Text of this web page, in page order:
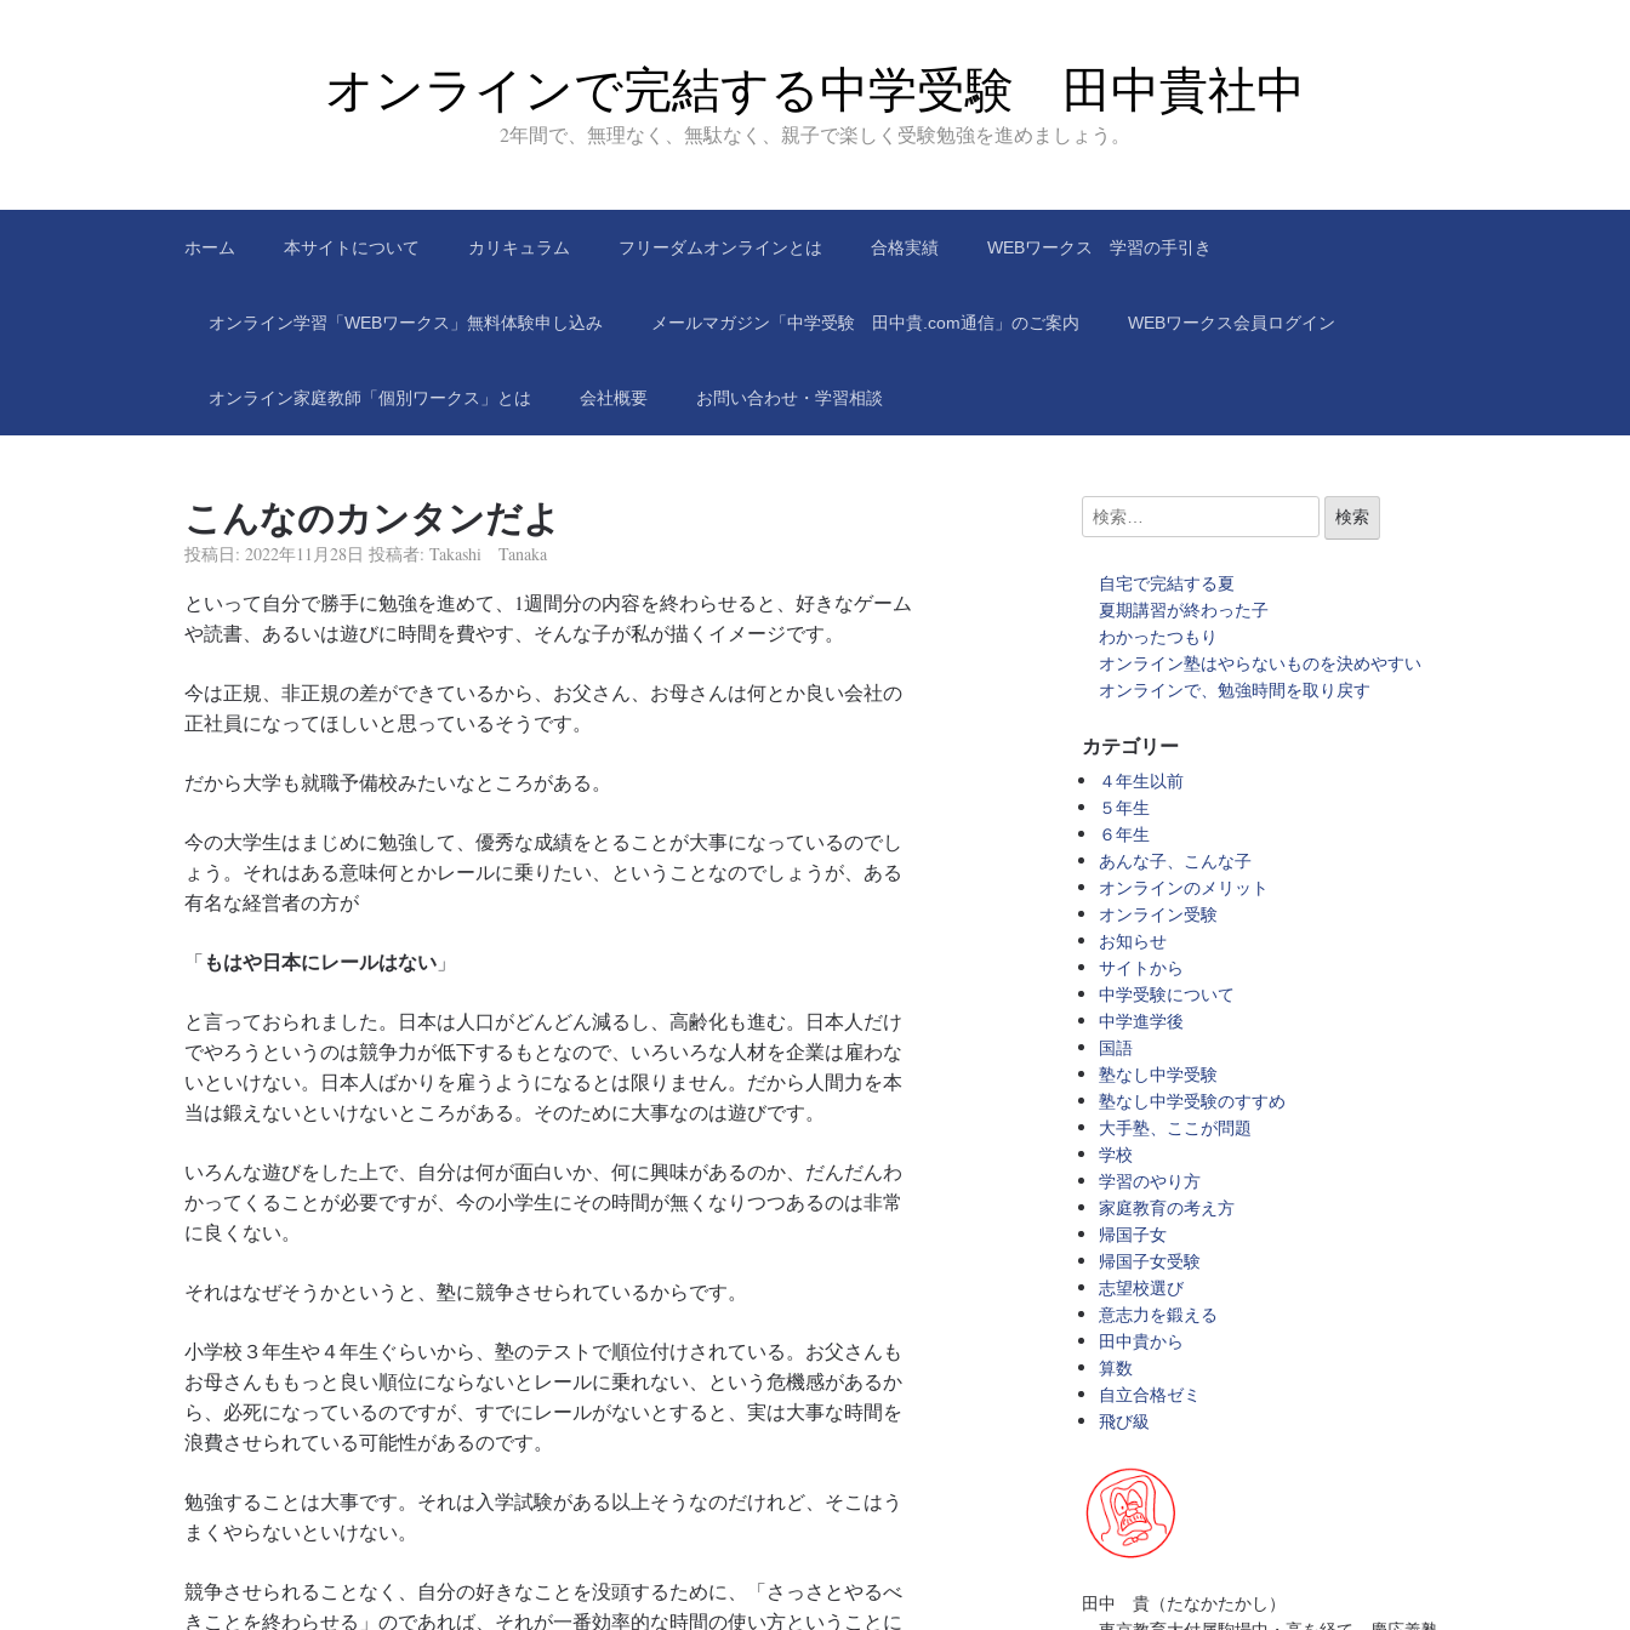
オンラインで完結する中学受験 田中貴社中
2年間で、無理なく、無駄なく、親子で楽しく受験勉強を進めましょう。
ホーム 本サイトについて カリキュラム フリーダムオンラインとは 合格実績 WEBワークス 学習の手引き
オンライン学習「WEBワークス」無料体験申し込み メールマガジン「中学受験 田中貴.com通信」のご案内 WEBワークス会員ログイン
オンライン家庭教師「個別ワークス」とは 会社概要 お問い合わせ・学習相談
こんなのカンタンだよ
投稿日: 2022年11月28日 投稿者: Takashi Tanaka
といって自分で勝手に勉強を進めて、1週間分の内容を終わらせると、好きなゲーム
や読書、あるいは遊びに時間を費やす、そんな子が私が描くイメージです。
今は正規、非正規の差ができているから、お父さん、お母さんは何とか良い会社の
正社員になってほしいと思っているそうです。
だから大学も就職予備校みたいなところがある。
今の大学生はまじめに勉強して、優秀な成績をとることが大事になっているのでし
ょう。それはある意味何とかレールに乗りたい、ということなのでしょうが、ある
有名な経営者の方が
「もはや日本にレールはない 」
と言っておられました。日本は人口がどんどん減るし、高齢化も進む。日本人だけ
でやろうというのは競争力が低下するもとなので、いろいろな人材を企業は雇わな
いといけない。日本人ばかりを雇うようになるとは限りません。だから人間力を本
当は鍛えないといけないところがある。そのために大事なのは遊びです。
いろんな遊びをした上で、自分は何が面白いか、何に興味があるのか、だんだんわ
かってくることが必要ですが、今の小学生にその時間が無くなりつつあるのは非常
に良くない。
それはなぜそうかというと、塾に競争させられているからです。
小学校３年生や４年生ぐらいから、塾のテストで順位付けされている。お父さんも
お母さんももっと良い順位にならないとレールに乗れない、という危機感があるか
ら、必死になっているのですが、すでにレールがないとすると、実は大事な時間を
浪費させられている可能性があるのです。
勉強することは大事です。それは入学試験がある以上そうなのだけれど、そこはう
まくやらないといけない。
競争させられることなく、自分の好きなことを没頭するために、「さっさとやるべ
きことを終わらせる」のであれば、それが一番効率的な時間の使い方ということに
自宅で完結する夏
夏期講習が終わった子
わかったつもり
オンライン塾はやらないものを決めやすい
オンラインで、勉強時間を取り戻す
カテゴリー
４年生以前
５年生
６年生
あんな子、こんな子
オンラインのメリット
オンライン受験
お知らせ
サイトから
中学受験について
中学進学後
国語
塾なし中学受験
塾なし中学受験のすすめ
大手塾、ここが問題
学校
学習のやり方
家庭教育の考え方
帰国子女
帰国子女受験
志望校選び
意志力を鍛える
田中貴から
算数
自立合格ゼミ
飛び級
田中 貴（たなかたかし）